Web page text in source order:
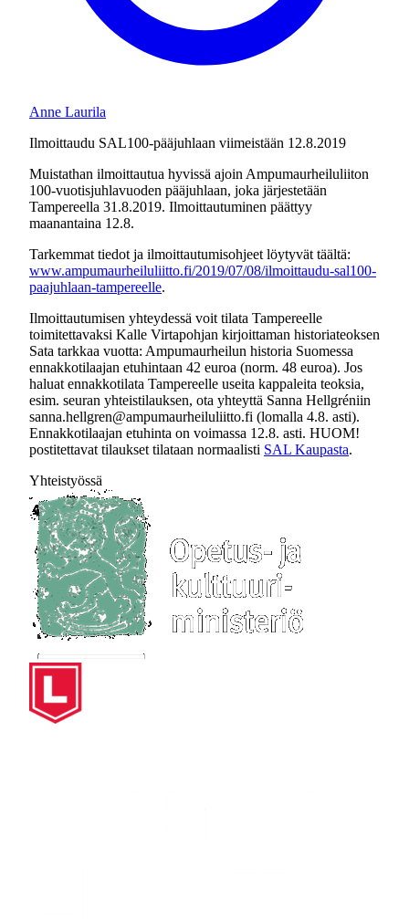
Anne Laurila
Ilmoittaudu SAL100-pääjuhlaan viimeistään 12.8.2019
Muistathan ilmoittautua hyvissä ajoin Ampumaurheiluliiton
100-vuotisjuhlavuoden pääjuhlaan, joka järjestetään
Tampereella 31.8.2019. Ilmoittautuminen päättyy
maanantaina 12.8.
Tarkemmat tiedot ja ilmoittautumisohjeet löytyvät täältä:
www.ampumaurheiluliitto.fi/2019/07/08/ilmoittaudu-sal100-
paajuhlaan-tampereelle.
Ilmoittautumisen yhteydessä voit tilata Tampereelle
toimitettavaksi Kalle Virtapohjan kirjoittaman historiateoksen
Sata tarkkaa vuotta: Ampumaurheilun historia Suomessa
ennakkotilaajan etuhintaan 42 euroa (norm. 48 euroa). Jos
haluat ennakkotilata Tampereelle useita kappaleita teoksia,
esim. seuran yhteistilauksen, ota yhteyttä Sanna Hellgréniin
sanna.hellgren@ampumaurheiluliitto.fi (lomalla 4.8. asti).
Ennakkotilaajan etuhinta on voimassa 12.8. asti. HUOM!
postitettavat tilaukset tilataan normaalisti SAL Kaupasta.
Yhteistyössä